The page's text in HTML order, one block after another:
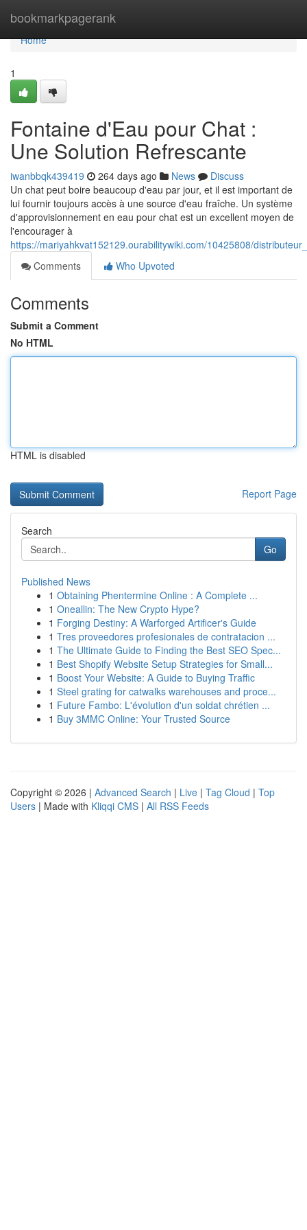
bookmarkpagerank
Home
Home
1
Fontaine d'Eau pour Chat :
Une Solution Refrescante
iwanbbqk439419 264 days ago News
Discuss
Un chat peut boire beaucoup d'eau par jour, et il est important de
lui fournir toujours accès à une source d'eau fraîche. Un système
d'approvisionnement en eau pour chat est un excellent moyen de
l'encourager à
https://mariyahkvat152129.ourabilitywiki.com/10425808/
Comments
Who Upvoted
Comments
Submit a Comment
No HTML
HTML is disabled
Report Page
Search
Go
Published News
1 Obtaining Phentermine Online : A Complete ...
1 Oneallin: The New Crypto Hype?
1 Forging Destiny: A Warforged Artificer's Guide
1 Tres proveedores profesionales de contratacion ...
1 The Ultimate Guide to Finding the Best SEO Spec...
1 Best Shopify Website Setup Strategies for Small...
1 Boost Your Website: A Guide to Buying Traffic
1 Steel grating for catwalks warehouses and proce...
1 Future Fambo: L'évolution d'un soldat chrétien ...
1 Buy 3MMC Online: Your Trusted Source
Copyright © 2026 | Advanced Search | Live | Tag Cloud | Top
Users | Made with Kliqqi CMS | All RSS Feeds